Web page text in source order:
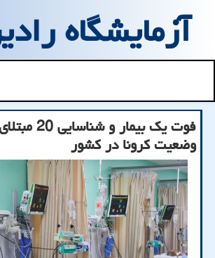
آزمایشگاه
فوت یک
وضعیت کرونا در کشور